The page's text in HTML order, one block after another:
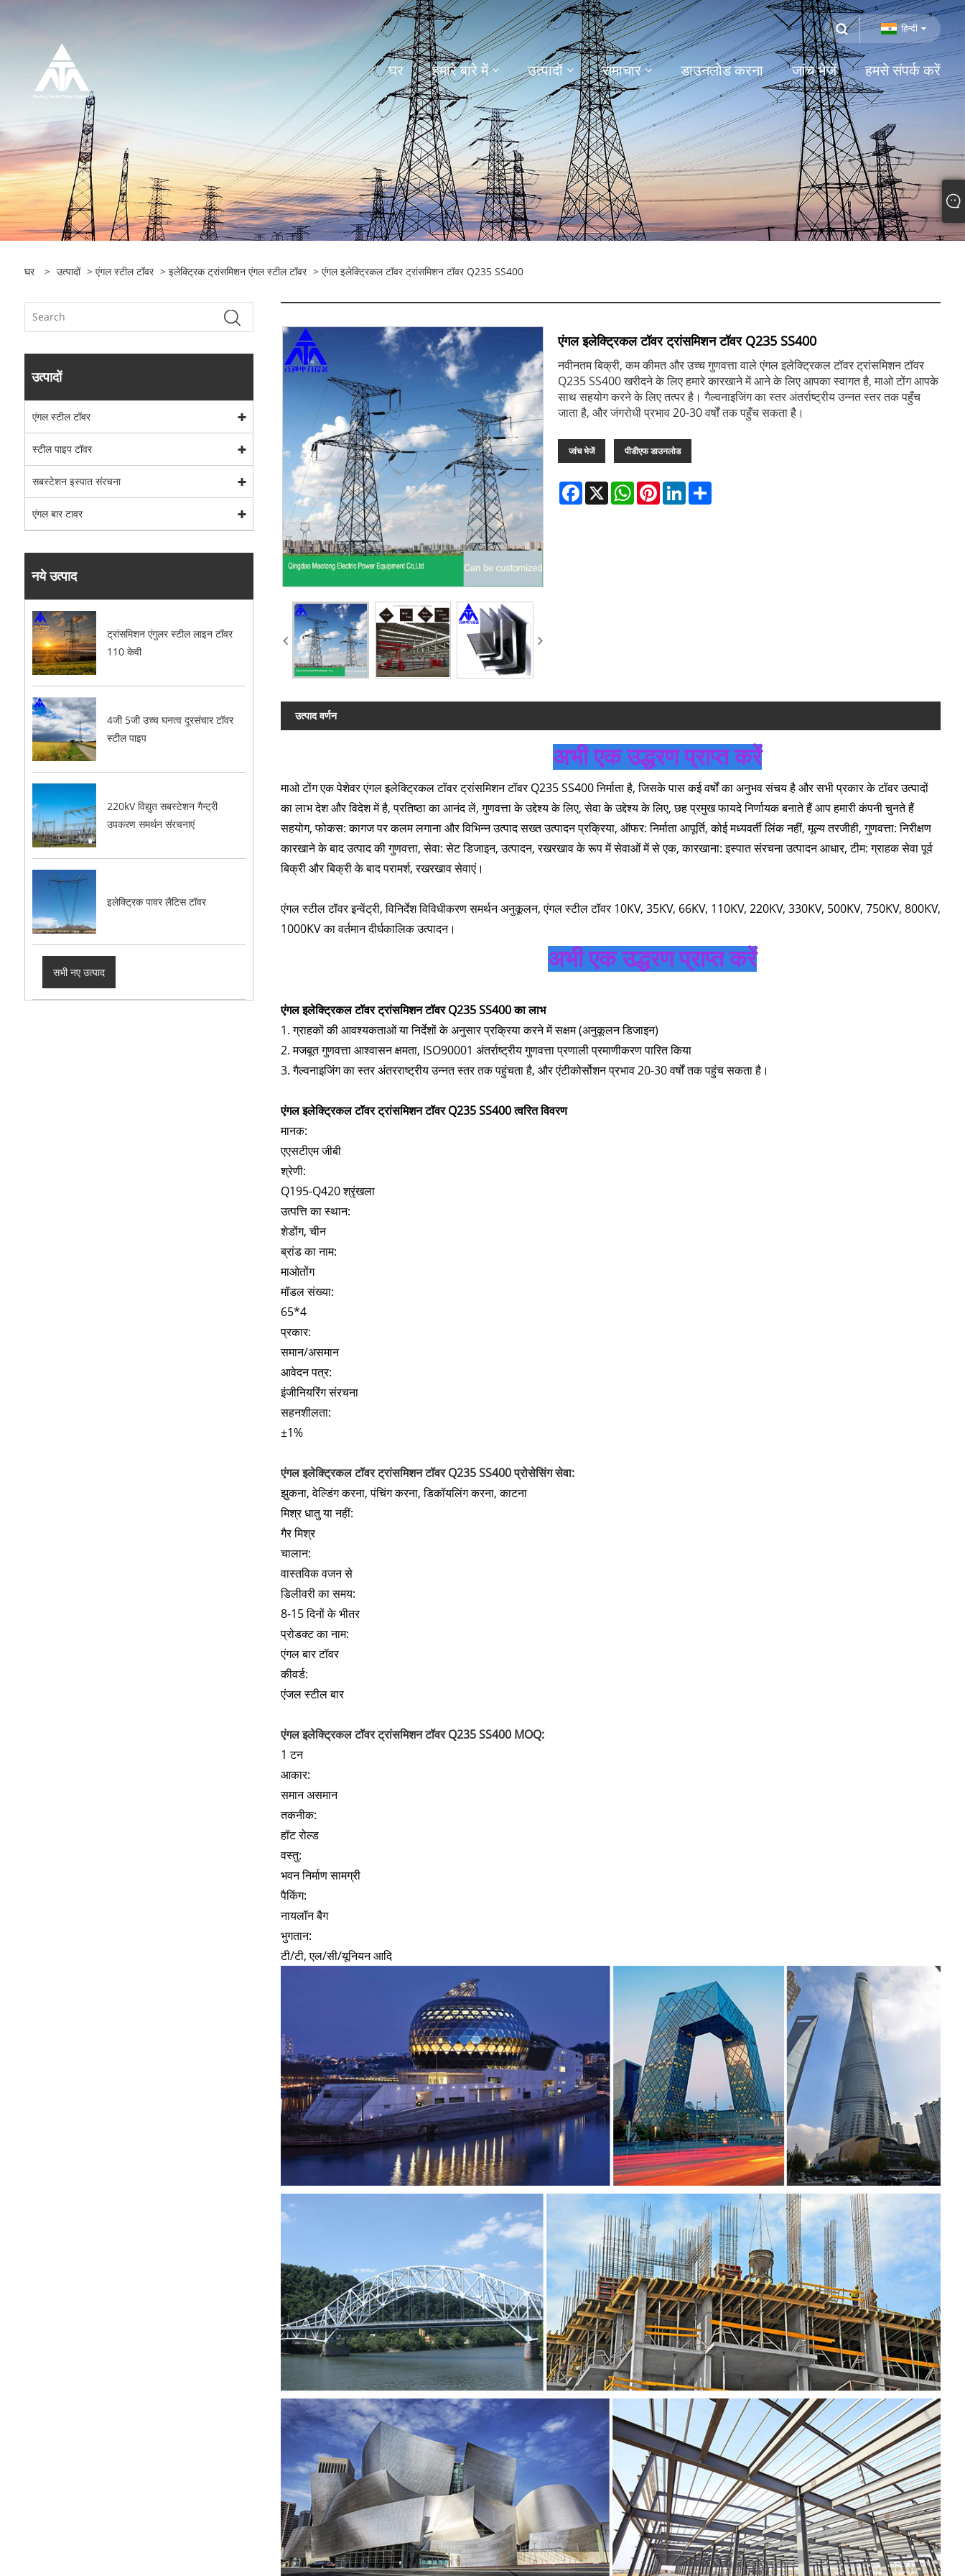
हिन्दी
घर हमारे बारे में उत्पादों समाचार डाउनलोड करना जांच भेजें हमसे संपर्क करें
घर > उत्पादों > एंगल स्टील टॉवर > इलेक्ट्रिक ट्रांसमिशन एंगल स्टील टॉवर > एंगल इलेक्ट्रिकल टॉवर ट्रांसमिशन टॉवर Q235 SS400
उत्पादों
एंगल स्टील टॉवर
स्टील पाइप टॉवर
सबस्टेशन इस्पात संरचना
एंगल बार टावर
नये उत्पाद
ट्रांसमिशन एंगुलर स्टील लाइन टॉवर
110 केवी
4जी 5जी उच्च घनत्व दूरसंचार टॉवर
स्टील पाइप
220kV विद्युत सबस्टेशन गैन्ट्री
उपकरण समर्थन संरचनाएं
इलेक्ट्रिक पावर लैटिस टॉवर
सभी नए उत्पाद
एंगल इलेक्ट्रिकल टॉवर ट्रांसमिशन टॉवर Q235 SS400
नवीनतम बिक्री, कम कीमत और उच्च गुणवत्ता वाले एंगल इलेक्ट्रिकल टॉवर ट्रांसमिशन टॉवर
Q235 SS400 खरीदने के लिए हमारे कारखाने में आने के लिए आपका स्वागत है, माओ टोंग आपके
साथ सहयोग करने के लिए तत्पर है। गैल्वनाइजिंग का स्तर अंतर्राष्ट्रीय उन्नत स्तर तक पहुँच
जाता है, और जंगरोधी प्रभाव 20-30 वर्षों तक पहुँच सकता है।
जांच भेजें पीडीएफ डाउनलोड
Facebook
X WhatsApp
PinterestLinkedIn
उत्पाद वर्णन
अभी एक उद्धरण प्राप्त करें
माओ टोंग एक पेशेवर एंगल इलेक्ट्रिकल टॉवर ट्रांसमिशन टॉवर Q235 SS400 निर्माता है, जिसके पास कई वर्षों का अनुभव संचय है और सभी प्रकार के टॉवर उत्पादों
का लाभ देश और विदेश में है, प्रतिष्ठा का आनंद लें, गुणवत्ता के उद्देश्य के लिए, सेवा के उद्देश्य के लिए, छह प्रमुख फायदे निर्णायक बनाते हैं आप हमारी कंपनी चुनते हैं
सहयोग, फोकस: कागज पर कलम लगाना और विभिन्न उत्पाद सख्त उत्पादन प्रक्रिया, ऑफर: निर्माता आपूर्ति, कोई मध्यवर्ती लिंक नहीं, मूल्य तरजीही, गुणवत्ता: निरीक्षण
कारखाने के बाद उत्पाद की गुणवत्ता, सेवा: सेट डिजाइन, उत्पादन, रखरखाव के रूप में सेवाओं में से एक, कारखाना: इस्पात संरचना उत्पादन आधार, टीम: ग्राहक सेवा पूर्व
बिक्री और बिक्री के बाद परामर्श, रखरखाव सेवाएं।
एंगल स्टील टॉवर इन्वेंट्री, विनिर्देश विविधीकरण समर्थन अनुकूलन, एंगल स्टील टॉवर 10KV, 35KV, 66KV, 110KV, 220KV, 330KV, 500KV, 750KV, 800KV,
1000KV का वर्तमान दीर्घकालिक उत्पादन।
अभी एक उद्धरण प्राप्त करें
एंगल इलेक्ट्रिकल टॉवर ट्रांसमिशन टॉवर Q235 SS400 का लाभ
1. ग्राहकों की आवश्यकताओं या निर्देशों के अनुसार प्रक्रिया करने में सक्षम (अनुकूलन डिजाइन)
2. मजबूत गुणवत्ता आश्वासन क्षमता, ISO90001 अंतर्राष्ट्रीय गुणवत्ता प्रणाली प्रमाणीकरण पारित किया
3. गैल्वनाइजिंग का स्तर अंतरराष्ट्रीय उन्नत स्तर तक पहुंचता है, और एंटीकोर्सोशन प्रभाव 20-30 वर्षों तक पहुंच सकता है।
एंगल इलेक्ट्रिकल टॉवर ट्रांसमिशन टॉवर Q235 SS400 त्वरित विवरण
मानक:
एएसटीएम जीबी
श्रेणी:
Q195-Q420 श्रृंखला
उत्पत्ति का स्थान:
शेडोंग, चीन
ब्रांड का नाम:
माओतोंग
मॉडल संख्या:
65*4
प्रकार:
समान/असमान
आवेदन पत्र:
इंजीनियरिंग संरचना
सहनशीलता:
±1%
एंगल इलेक्ट्रिकल टॉवर ट्रांसमिशन टॉवर Q235 SS400 प्रोसेसिंग सेवा:
झुकना, वेल्डिंग करना, पंचिंग करना, डिकॉयलिंग करना, काटना
मिश्र धातु या नहीं:
गैर मिश्र
चालान:
वास्तविक वजन से
डिलीवरी का समय:
8-15 दिनों के भीतर
प्रोडक्ट का नाम:
एंगल बार टॉवर
कीवर्ड:
एंजल स्टील बार
एंगल इलेक्ट्रिकल टॉवर ट्रांसमिशन टॉवर Q235 SS400 MOQ:
1 टन
आकार:
समान असमान
तकनीक:
हॉट रोल्ड
वस्तु:
भवन निर्माण सामग्री
पैकिंग:
नायलॉन बैग
भुगतान:
टी/टी, एल/सी/यूनियन आदि